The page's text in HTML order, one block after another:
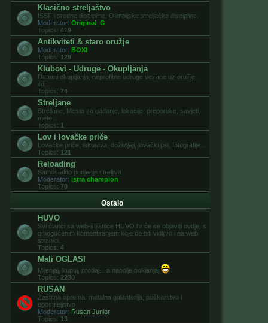
Klasično streljaštvo
ISSF i srodne discipline, Olimpijske streljačke discipline.
Moderator: Original_G
Topics: 419
Antikviteti & staro oružje
Moderator: BOXI
Topics: 129
Klubovi - Udruge - Okupljanja
Datumi okupljanja, neprofitne udruge vezane uz oružje,
itd...
Topics: 74
Streljane
Streljane, Mesta za gađanje, lokacije, preporuke, savjeti,
mete...
Topics: 1
Lov i lovačke priče
Lovačke priče, iskustva, doživljaji, lovački psi, fotografije...
Topics: 121
Reloading
Samostalno punjenje streljiva
Moderator: istra champion
Topics: 70
Ostalo
HUVO
Svi članci sa web-stranice HUVO.hr će se objaviti ovdje, s
omogućenim komentiranjem koje će biti vidljivo i na web
stranici.
Topics: 4
Mali OGLASI
Mijenjaj, kupuj, prodaj... a nabolje poklanjaj
Topics: 2230
RUSAN
Zaštitna oprema, metalna galanterija, puškarstvo i
ugostiteljstvo
Moderator: Rusan Junior
Topics: 13